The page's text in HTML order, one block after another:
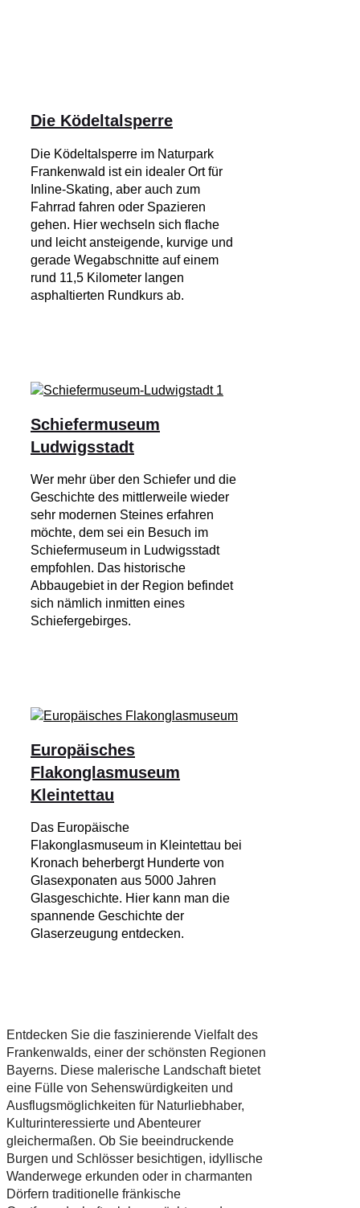
Die Ködeltalsperre
Die Ködeltalsperre im Naturpark
Frankenwald ist ein idealer Ort für
Inline-Skating, aber auch zum
Fahrrad fahren oder Spazieren
gehen. Hier wechseln sich flache
und leicht ansteigende, kurvige und
gerade Wegabschnitte auf einem
rund 11,5 Kilometer langen
asphaltierten Rundkurs ab.
Schiefermuseum
Ludwigsstadt
Wer mehr über den Schiefer und die
Geschichte des mittlerweile wieder
sehr modernen Steines erfahren
möchte, dem sei ein Besuch im
Schiefermuseum in Ludwigsstadt
empfohlen. Das historische
Abbaugebiet in der Region befindet
sich nämlich inmitten eines
Schiefergebirges.
Europäisches
Flakonglasmuseum
Kleintettau
Das Europäische
Flakonglasmuseum in Kleintettau bei
Kronach beherbergt Hunderte von
Glasexponaten aus 5000 Jahren
Glasgeschichte. Hier kann man die
spannende Geschichte der
Glaserzeugung entdecken.
Entdecken Sie die faszinierende Vielfalt des
Frankenwalds, einer der schönsten Regionen
Bayerns. Diese malerische Landschaft bietet
eine Fülle von Sehenswürdigkeiten und
Ausflugsmöglichkeiten für Naturliebhaber,
Kulturinteressierte und Abenteurer
gleichermaßen. Ob Sie beeindruckende
Burgen und Schlösser besichtigen, idyllische
Wanderwege erkunden oder in charmanten
Dörfern traditionelle fränkische